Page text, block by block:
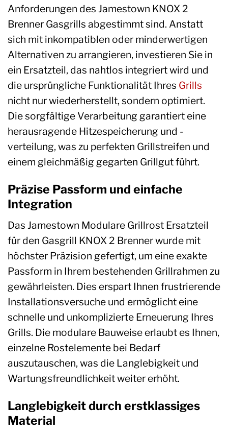
Anforderungen des Jamestown KNOX 2
Brenner Gasgrills abgestimmt sind. Anstatt
sich mit inkompatiblen oder minderwertigen
Alternativen zu arrangieren, investieren Sie in
ein Ersatzteil, das nahtlos integriert wird und
die ursprüngliche Funktionalität Ihres Grills
nicht nur wiederherstellt, sondern optimiert.
Die sorgfältige Verarbeitung garantiert eine
herausragende Hitzespeicherung und -
verteilung, was zu perfekten Grillstreifen und
einem gleichmäßig gegarten Grillgut führt.
Präzise Passform und einfache
Integration
Das Jamestown Modulare Grillrost Ersatzteil
für den Gasgrill KNOX 2 Brenner wurde mit
höchster Präzision gefertigt, um eine exakte
Passform in Ihrem bestehenden Grillrahmen zu
gewährleisten. Dies erspart Ihnen frustrierende
Installationsversuche und ermöglicht eine
schnelle und unkomplizierte Erneuerung Ihres
Grills. Die modulare Bauweise erlaubt es Ihnen,
einzelne Rostelemente bei Bedarf
auszutauschen, was die Langlebigkeit und
Wartungsfreundlichkeit weiter erhöht.
Langlebigkeit durch erstklassiges
Material